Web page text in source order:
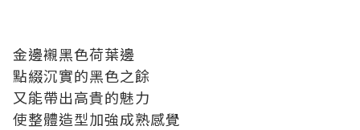
金邊襯黑色荷葉邊
點綴沉實的黑色之餘
又能帶出高貴的魅力
使整體造型加強成熟感覺